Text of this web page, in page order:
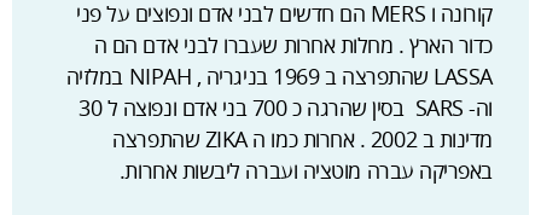
קורונה ו MERS הם חדשים לבני אדם ונפוצים על פני
כדור הארץ . מחלות אחרות שעברו לבני אדם הם ה
LASSA שהתפרצה ב 1969 בניגריה , NIPAH במלזיה
וה- SARS בסין שהרגה כ 700 בני אדם ונפוצה ל 30
מדינות ב 2002 . אחרות כמו ה ZIKA שהתפרצה
באפריקה עברה מוטציה ועברה ליבשות אחרות.